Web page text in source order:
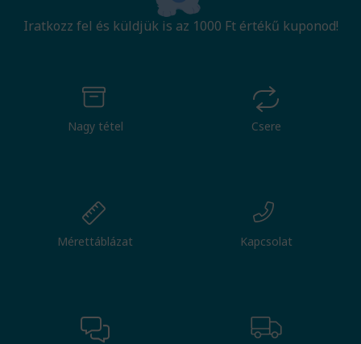
Iratkozz fel és küldjük is az 1000 Ft értékű kuponod!
Nagy tétel Csere
Mérettáblázat Kapcsolat